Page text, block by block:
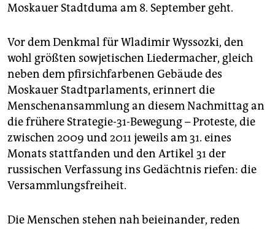
Moskauer Stadtduma am 8. September geht.
Vor dem Denkmal für Wladimir Wyssozki, den
wohl größten sowjetischen Liedermacher, gleich
neben dem pfirsichfarbenen Gebäude des
Moskauer Stadtparlaments, erinnert die
Menschenansammlung an diesem Nachmittag an
die frühere Strategie-31-Bewegung – Proteste, die
zwischen 2009 und 2011 jeweils am 31. eines
Monats stattfanden und den Artikel 31 der
russischen Verfassung ins Gedächtnis riefen: die
Versammlungsfreiheit.
Die Menschen stehen nah beieinander, reden